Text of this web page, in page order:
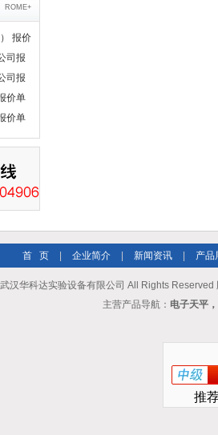
ROME+
报价
司报
司报
价单
价单
首 页 企业简介 新闻资讯 产品
武汉华科达实验设备有限公司 All Rights Reserved
主营产品导航： 电子天平
推